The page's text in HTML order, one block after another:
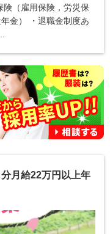
険（雇用保険，労災保
金） ・退職金制度あ
月給22万円以上年